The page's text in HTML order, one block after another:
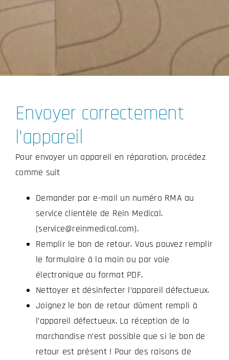
Envoyer correctement
l’appareil
Pour envoyer un appareil en réparation, procédez
comme suit
Demander par e-mail un numéro RMA au
service clientèle de Rein Medical.
(service@reinmedical.com).
Remplir le bon de retour. Vous pouvez remplir
le formulaire à la main ou par voie
électronique au format PDF.
Nettoyer et désinfecter l’appareil défectueux.
Joignez le bon de retour dûment rempli à
l’appareil défectueux. La réception de la
marchandise n’est possible que si le bon de
retour est présent ! Pour des raisons de